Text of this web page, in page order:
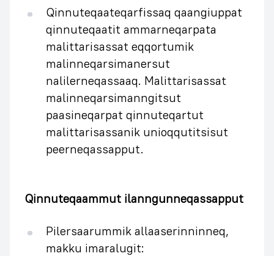
Qinnuteqaateqarfissaq qaangiuppat
qinnuteqaatit ammarneqarpata
malittarisassat eqqortumik
malinneqarsimanersut
nalilerneqassaaq. Malittarisassat
malinneqarsimanngitsut
paasineqarpat qinnuteqartut
malittarisassanik unioqqutitsisut
peerneqassapput.
Qinnuteqaammut ilanngunneqassapput
Pilersaarummik allaaserinninneq,
makku imaralugit: